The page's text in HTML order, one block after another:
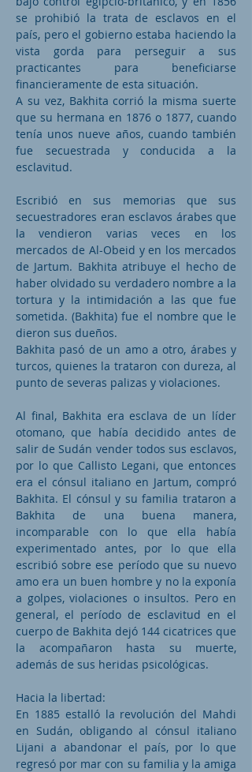
se prohibió la trata de esclavos en el
país, pero el gobierno estaba haciendo la
vista gorda para perseguir a sus
practicantes para beneficiarse
financieramente de esta situación.
A su vez, Bakhita corrió la misma suerte
que su hermana en 1876 o 1877, cuando
tenía unos nueve años, cuando también
fue secuestrada y conducida a la
esclavitud.
Escribió en sus memorias que sus
secuestradores eran esclavos árabes que
la vendieron varias veces en los
mercados de Al-Obeid y en los mercados
de Jartum. Bakhita atribuye el hecho de
haber olvidado su verdadero nombre a la
tortura y la intimidación a las que fue
sometida. (Bakhita) fue el nombre que le
dieron sus dueños.
Bakhita pasó de un amo a otro, árabes y
turcos, quienes la trataron con dureza, al
punto de severas palizas y violaciones.
Al final, Bakhita era esclava de un líder
otomano, que había decidido antes de
salir de Sudán vender todos sus esclavos,
por lo que Callisto Legani, que entonces
era el cónsul italiano en Jartum, compró
Bakhita. El cónsul y su familia trataron a
Bakhita de una buena manera,
incomparable con lo que ella había
experimentado antes, por lo que ella
escribió sobre ese período que su nuevo
amo era un buen hombre y no la exponía
a golpes, violaciones o insultos. Pero en
general, el período de esclavitud en el
cuerpo de Bakhita dejó 144 cicatrices que
la acompañaron hasta su muerte,
además de sus heridas psicológicas.
Hacia la libertad:
En 1885 estalló la revolución del Mahdi
en Sudán, obligando al cónsul italiano
Lijani a abandonar el país, por lo que
regresó por mar con su familia y la amiga